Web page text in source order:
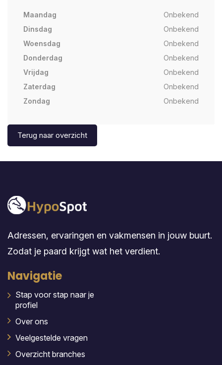
Maandag
Onbekend
Dinsdag
Onbekend
Woensdag
Onbekend
Donderdag
Onbekend
Vrijdag
Onbekend
Zaterdag
Onbekend
Zondag
Onbekend
Terug naar overzicht
Adressen, ervaringen en vakmensen in jouw buurt.
Zodat je paard krijgt wat het verdient.
Navigatie
Stap voor stap naar je
profiel
Over ons
Veelgestelde vragen
Overzicht branches